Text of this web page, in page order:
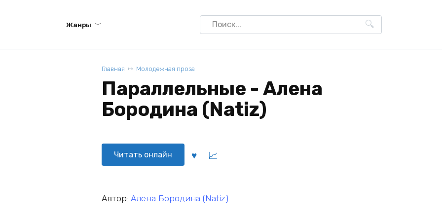
Жанры
Search
for:
Главная Молодежная проза
Параллельные - Алена
Бородина (Natiz)
Читать онлайн
Автор: Алена Бородина (Natiz)